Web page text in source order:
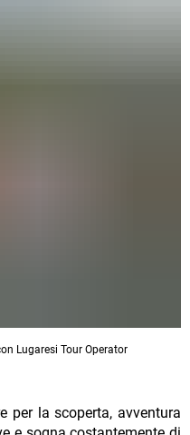
Lugaresi Tour Operator
per la scoperta, avventura